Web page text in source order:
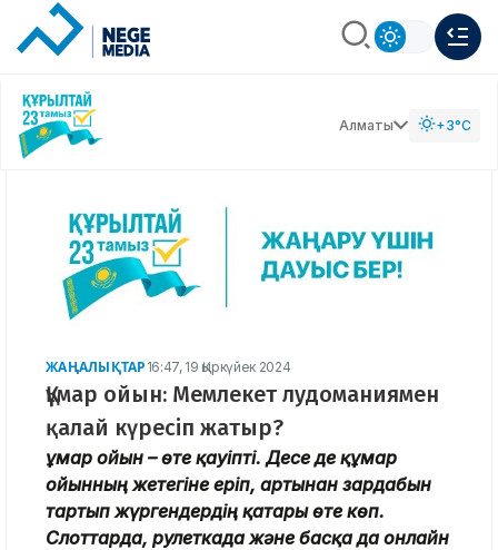
Алматы +3°C
ЖАҢАЛЫҚТАР 16:47, 19 Қыркүйек 2024
Құмар ойын: Мемлекет лудоманиямен
қалай күресіп жатыр?
Құмар ойын – өте қауіпті. Десе де құмар
ойынның жетегіне еріп, артынан зардабын
тартып жүргендердің қатары өте көп.
Слоттарда, рулеткада және басқа да онлайн